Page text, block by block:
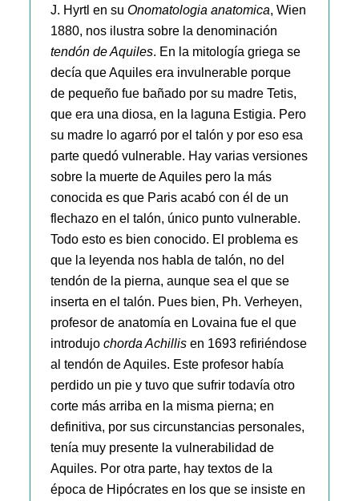
J. Hyrtl en suOnomatologia anatomica, Wien
1880, nos ilustra sobre la denominación
tendón de Aquiles. En la mitología griega se
decía que Aquiles era invulnerable porque
de pequeño fue bañado por su madre Tetis,
que era una diosa, en la laguna Estigia. Pero
su madre lo agarró por el talón y por eso esa
parte quedó vulnerable. Hay varias versiones
sobre la muerte de Aquiles pero la más
conocida es que Paris acabó con él de un
flechazo en el talón, único punto vulnerable.
Todo esto es bien conocido. El problema es
que la leyenda nos habla de talón, no del
tendón de la pierna, aunque sea el que se
inserta en el talón. Pues bien, Ph. Verheyen,
profesor de anatomía en Lovaina fue el que
introdujochorda Achillis en 1693 refiriéndose
al tendón de Aquiles. Este profesor había
perdido un pie y tuvo que sufrir todavía otro
corte más arriba en la misma pierna; en
definitiva, por sus circunstancias personales,
tenía muy presente la vulnerabilidad de
Aquiles. Por otra parte, hay textos de la
época de Hipócrates en los que se insiste en